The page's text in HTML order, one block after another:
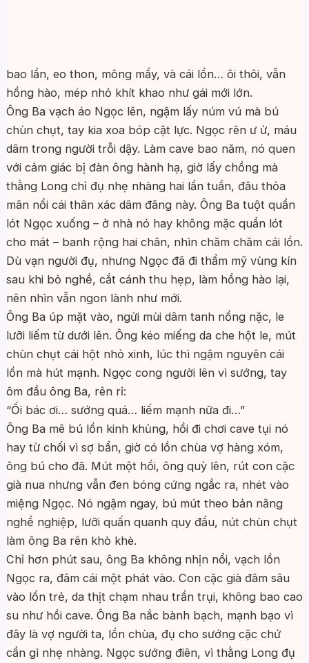
bao lần, eo thon, mông mẩy, và cái lồn… ôi thôi, vẫn
hồng hào, mép nhỏ khít khao như gái mới lớn.
Ông Ba vạch áo Ngọc lên, ngậm lấy núm vú mà bú
chùn chụt, tay kia xoa bóp cật lực. Ngọc rên ư ử, máu
dâm trong người trỗi dậy. Làm cave bao năm, nó quen
với cảm giác bị đàn ông hành hạ, giờ lấy chồng mà
thằng Long chỉ đụ nhẹ nhàng hai lần tuần, đâu thỏa
mãn nổi cái thân xác dâm đãng này. Ông Ba tuột quần
lót Ngọc xuống – ở nhà nó hay không mặc quần lót
cho mát – banh rộng hai chân, nhìn chăm chăm cái lồn.
Dù vạn người đụ, nhưng Ngọc đã đi thẩm mỹ vùng kín
sau khi bỏ nghề, cắt cánh thu hẹp, làm hồng hào lại,
nên nhìn vẫn ngon lành như mới.
Ông Ba úp mặt vào, ngửi mùi dâm tanh nồng nặc, le
lưỡi liếm từ dưới lên. Ông kéo miếng da che hột le, mút
chùn chụt cái hột nhỏ xinh, lúc thì ngậm nguyên cái
lồn mà hút mạnh. Ngọc cong người lên vì sướng, tay
ôm đầu ông Ba, rên rỉ:
“Ối bác ơi… sướng quá… liếm mạnh nữa đi…”
Ông Ba mê bú lồn kinh khủng, hồi đi chơi cave tụi nó
hay từ chối vì sợ bẩn, giờ có lồn chùa vợ hàng xóm,
ông bú cho đã. Mút một hồi, ông quỳ lên, rút con cặc
già nua nhưng vẫn đen bóng cứng ngắc ra, nhét vào
miệng Ngọc. Nó ngậm ngay, bú mút theo bản năng
nghề nghiệp, lưỡi quấn quanh quy đầu, nút chùn chụt
làm ông Ba rên khò khè.
Chỉ hơn phút sau, ông Ba không nhịn nổi, vạch lồn
Ngọc ra, đâm cái một phát vào. Con cặc già đâm sâu
vào lồn trẻ, da thịt chạm nhau trần trụi, không bao cao
su như hồi cave. Ông Ba nắc bành bạch, mạnh bạo vì
đây là vợ người ta, lồn chùa, đụ cho sướng cặc chứ
cần gì nhẹ nhàng. Ngọc sướng điên, vì thằng Long đụ